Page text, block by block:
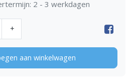
2 - 3 werkdagen
+
aan winkelwagen